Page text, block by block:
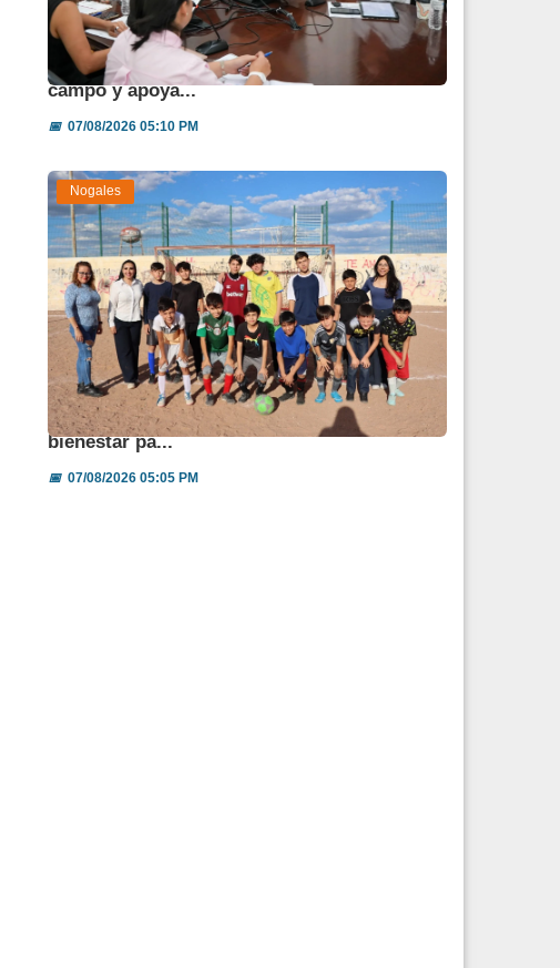
Destina Sonora 850 mdp para fortalecer al
campo y apoya...
📅07/08/2026 05:10 PM
Nogales
Angélica Burgos impulsa jornada de salud y
bienestar pa...
📅07/08/2026 05:05 PM